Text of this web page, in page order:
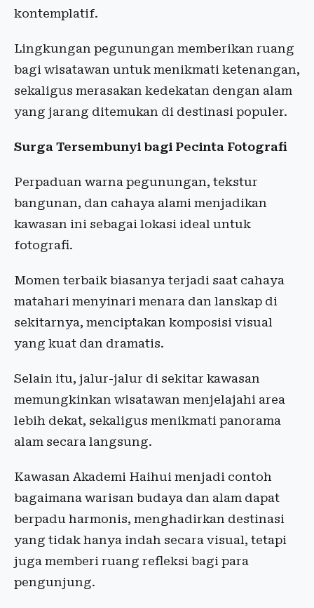
kontemplatif.
Lingkungan pegunungan memberikan ruang
bagi wisatawan untuk menikmati ketenangan,
sekaligus merasakan kedekatan dengan alam
yang jarang ditemukan di destinasi populer.
Surga Tersembunyi bagi Pecinta Fotografi
Perpaduan warna pegunungan, tekstur
bangunan, dan cahaya alami menjadikan
kawasan ini sebagai lokasi ideal untuk
fotografi.
Momen terbaik biasanya terjadi saat cahaya
matahari menyinari menara dan lanskap di
sekitarnya, menciptakan komposisi visual
yang kuat dan dramatis.
Selain itu, jalur-jalur di sekitar kawasan
memungkinkan wisatawan menjelajahi area
lebih dekat, sekaligus menikmati panorama
alam secara langsung.
Kawasan Akademi Haihui menjadi contoh
bagaimana warisan budaya dan alam dapat
berpadu harmonis, menghadirkan destinasi
yang tidak hanya indah secara visual, tetapi
juga memberi ruang refleksi bagi para
pengunjung.